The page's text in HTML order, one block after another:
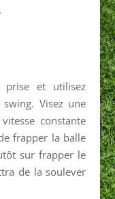
prise et utilisez
Visez une
constante
frapper la balle
sur frapper le
de la soulever